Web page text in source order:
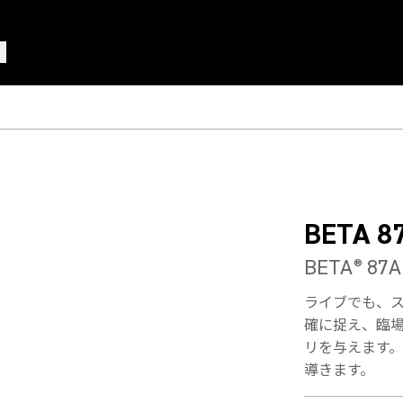
BETA
BETA®
ライブでも、
確に捉え、臨
リを与えます
導きます。